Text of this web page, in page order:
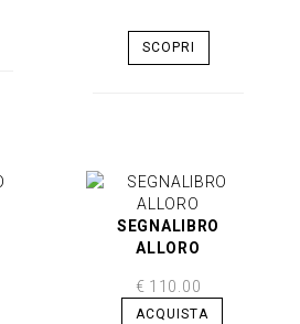
SCOPRI
SEGNALIBRO
ALLORO
€ 110.00
ACQUISTA